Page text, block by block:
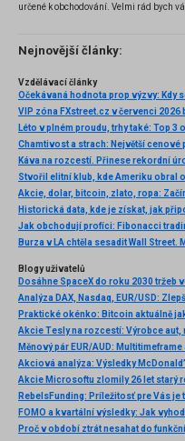
určené k obchodování. Velmi rád bych
několik příkladů nejznámějších z nich.
Nejnovější články:
Vzdělávací články
Očekávaná hodnota prop výzvy: Kdy
VIP zóna FXstreet.cz v červenci
Káva na rozcestí. Přinese rekordní
Akcie, dolar, bitcoin, zlato, ropa:
Blogy uživatelů
Dosáhne SpaceX do roku 2030 tržeb
Akcie Tesly na rozcestí: Výrobce aut,
Měnový pár EUR/AUD: Multitimeframe
RebelsFunding: Príležitosť pre Vás je
FOMO a kvartální výsledky: Jak
Proč v období ztrát nesahat do